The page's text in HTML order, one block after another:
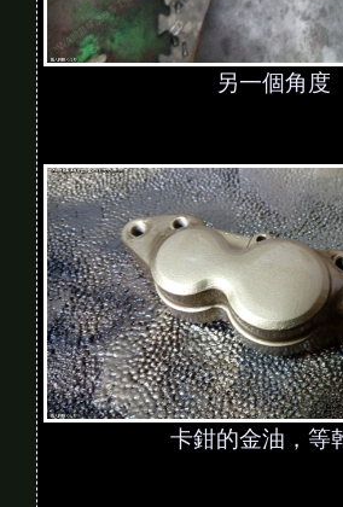
另一個角度
卡鉗的金油，等